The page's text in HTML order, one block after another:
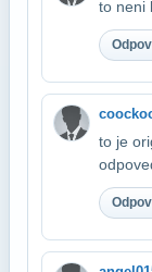
to neni
to je